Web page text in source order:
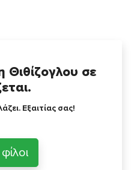
σε
Εξαιτίας σας!